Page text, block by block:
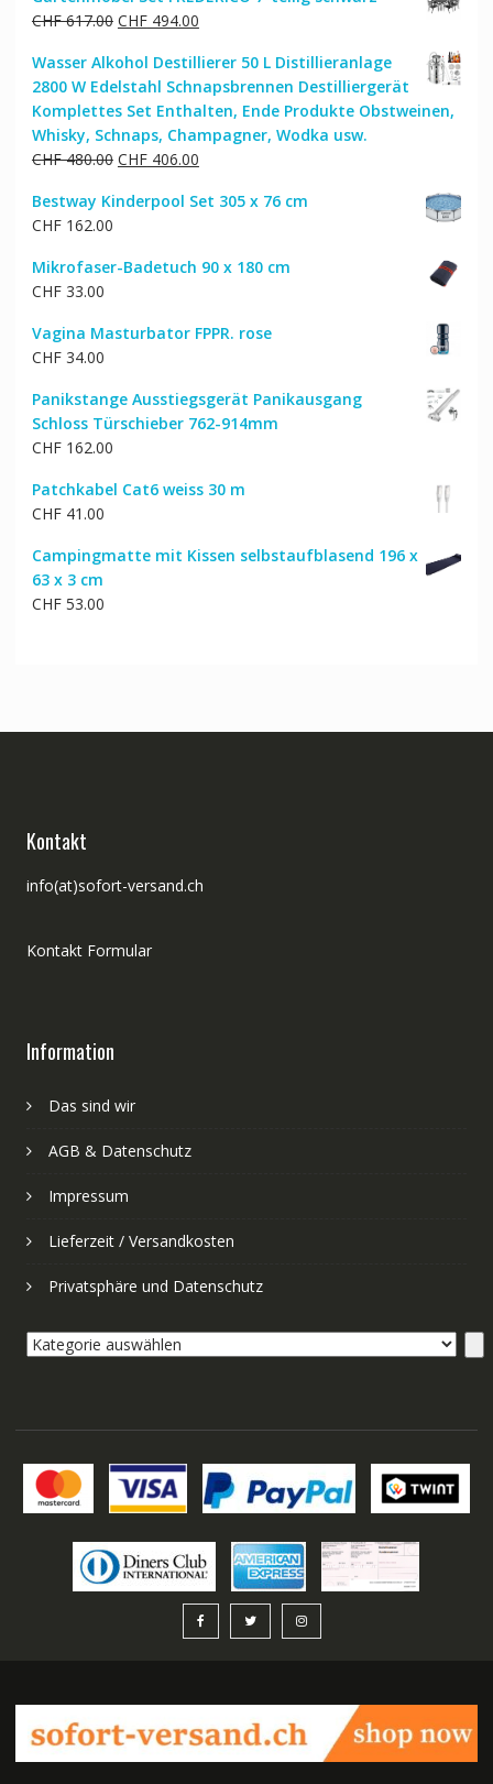
CHF617.00 Ursprünglicher
war:
CHF 617.00
CHF494.00Aktueller
ist:
CHF 494.00.
Wasser Alkohol Destillierer 50 L Distillieranlage
2800 W Edelstahl Schnapsbrennen Destilliergerät
Komplettes Set Enthalten, Ende Produkte Obstweinen,
Whisky, Schnaps, Champagner, Wodka usw.
CHF480.00 Ursprünglicher
war:
CHF406.00Aktueller
ist:
Bestway Kinderpool Set 305 x 76 cm
CHF162.00
Mikrofaser-Badetuch 90 x 180 cm
CHF33.00
Vagina Masturbator FPPR. rose
CHF34.00
Panikstange Ausstiegsgerät Panikausgang
Schloss Türschieber 762-914mm
CHF162.00
Patchkabel Cat6 weiss 30 m
CHF41.00
Campingmatte mit Kissen selbstaufblasend 196 x
63 x 3 cm
CHF53.00
Kontakt
info(at)sofort-versand.ch
Kontakt Formular
Information
Das sind wir
AGB & Datenschutz
Impressum
Lieferzeit / Versandkosten
Privatsphäre und Datenschutz
Kategorie